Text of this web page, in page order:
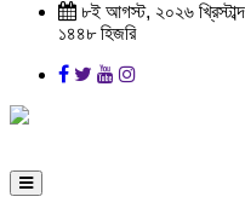
৮ই আগস্ট, ২০২৬
১৪৪৮ হিজরি